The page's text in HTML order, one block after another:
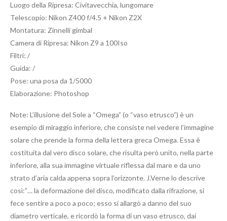
Luogo della Ripresa: Civitavecchia, lungomare
Telescopio: Nikon Z400 f/4.5 + Nikon Z2X
Montatura: Zinnelli gimbal
Camera di Ripresa: Nikon Z9 a 100Iso
Filtri: /
Guida: /
Pose: una posa da 1/5000
Elaborazione: Photoshop
Note: L’illusione del Sole a “Omega” (o “vaso etrusco”) è un
esempio di miraggio inferiore, che consiste nel vedere l’immagine
solare che prende la forma della lettera greca Omega. Essa è
costituita dal vero disco solare, che risulta però unito, nella parte
inferiore, alla sua immagine virtuale riflessa dal mare e da uno
strato d’aria calda appena sopra l’orizzonte. J.Verne lo descrive
così:”… la deformazione del disco, modificato dalla rifrazione, si
fece sentire a poco a poco; esso si allargò a danno del suo
diametro verticale, e ricordò la forma di un vaso etrusco, dai